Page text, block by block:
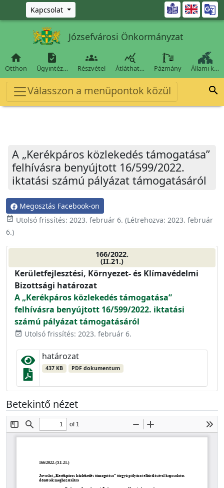
Ugrás a fő tartalomra
Kapcsolat 
Józsefvárosi Önkormányzat

Otthon

Ügyintéz…

Részvétel

Átláthat… Pázmány Állami k…
Válasszon a menüpontok közül 
A „Kerékpáros közlekedés támogatása”
felhívásra benyújtott 16/599/2022.
iktatási számú pályázat támogatásáról
Megosztás Facebook-on
event_available Utolsó frissítés: 2023. február 6. (Létrehozva: 2023. február
6.)
166/2022.
(II.21.)
Kerületfejlesztési, Környezet- és Klímavédelmi
Bizottsági határozat
A „Kerékpáros közlekedés támogatása”
felhívásra benyújtott 16/599/2022. iktatási
számú pályázat támogatásáról
event_available Utolsó frissítés: 2023. február 6.
határozat
437 KB PDF dokumentum
Betekintő nézet